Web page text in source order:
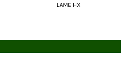
LAME HX